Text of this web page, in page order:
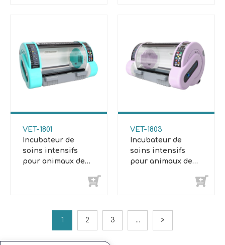
VET-1801
Incubateur de
soins intensifs
pour animaux de
VET-1803
Incubateur de
soins intensifs
pour animaux de
1 2 3 ... >